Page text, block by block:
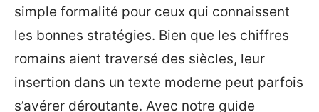
simple formalité pour ceux qui connaissent
les bonnes stratégies. Bien que les chiffres
romains aient traversé des siècles, leur
insertion dans un texte moderne peut parfois
s’avérer déroutante. Avec notre guide